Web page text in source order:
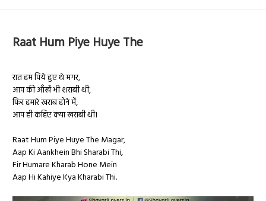
Raat Hum Piye Huye The
रात हम पिये हुए थे मगर,
आप की आँखें भी शराबी थी,
फिर हमारे खराब होने में,
आप ही कहिए क्या खराबी थी।
Raat Hum Piye Huye The Magar,
Aap Ki Aankhein Bhi Sharabi Thi,
Fir Humare Kharab Hone Mein
Aap Hi Kahiye Kya Kharabi Thi.